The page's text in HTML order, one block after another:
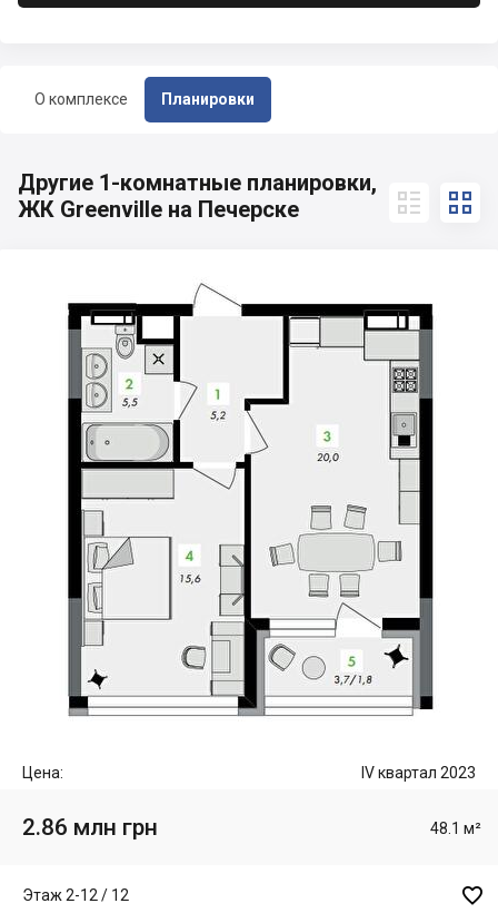
О комплексе Планировки
Другие 1-комнатные планировки,
ЖК Greenville на Печерске
 
Цена: IV квартал 2023
2.86 млн грн 48.1 м²
Этаж 2-12 / 12 